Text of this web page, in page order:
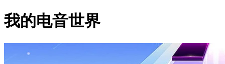
我的电音世界